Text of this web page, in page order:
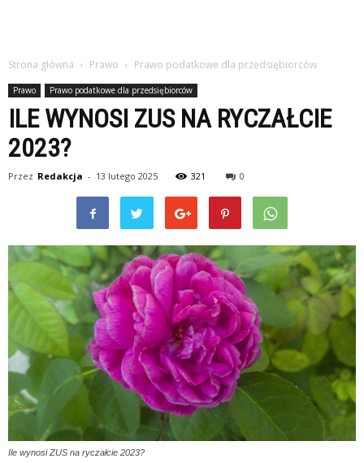
Strona główna Prawo Prawo podatkowe dla przedsiębiorców
Prawo Prawo podatkowe dla przedsiębiorców
ILE WYNOSI ZUS NA RYCZAŁCIE
2023?
Przez Redakcja - 13 lutego 2025 321 0
Ile wynosi ZUS na ryczałcie 2023?